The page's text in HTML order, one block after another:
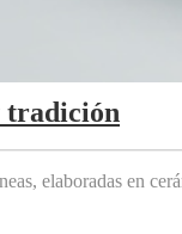
tradición
elaboradas en